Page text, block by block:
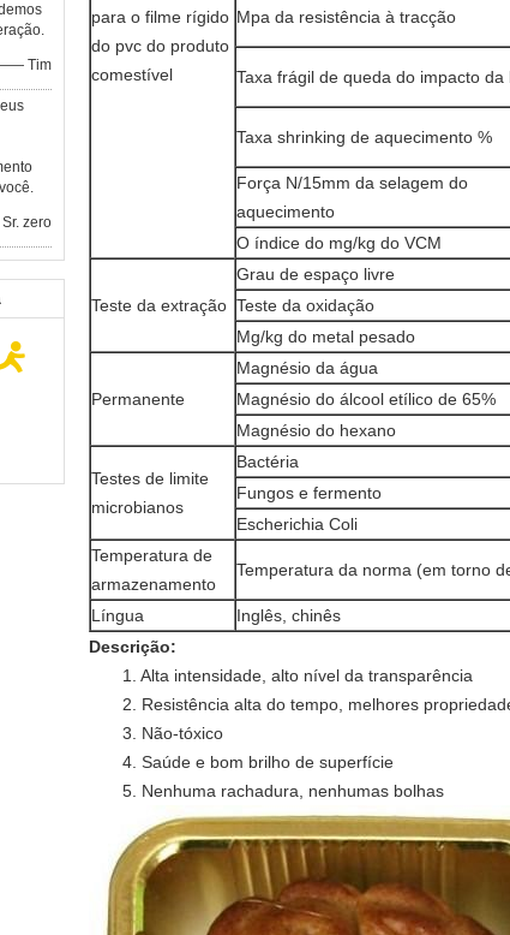
Tim
zero
para o filme rígido
do pvc do produto
comestível
Mpa da resistência à tracção
Taxa frágil de queda do impacto da
Taxa shrinking de aquecimento %
Força N/15mm da selagem do
aquecimento
O índice do mg/kg do VCM
Teste da extração
Grau de espaço livre
Teste da oxidação
Mg/kg do metal pesado
Permanente
Magnésio da água
Magnésio do álcool etílico de 65%
Magnésio do hexano
Testes de limite
microbianos
Bactéria
Fungos e fermento
Escherichia Coli
Temperatura de
armazenamento
Temperatura da norma (em torno
Língua
Inglês, chinês
Descrição:
1. Alta intensidade, alto nível da transparência
2. Resistência alta do tempo, melhores
3. Não-tóxico
4. Saúde e bom brilho de superfície
5. Nenhuma rachadura, nenhumas bolhas